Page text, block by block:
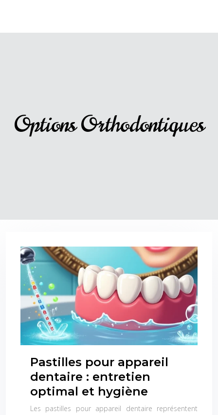
Options Orthodontiques
Pastilles pour appareil
dentaire : entretien
optimal et hygiène
Les pastilles pour appareil dentaire représentent